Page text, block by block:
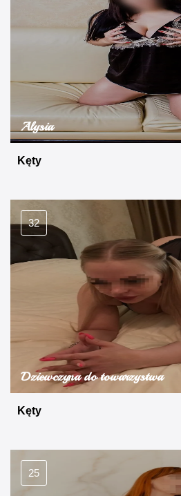
Alysia
Kęty
32
Dziewczyna do towarzystwa
Kęty
25